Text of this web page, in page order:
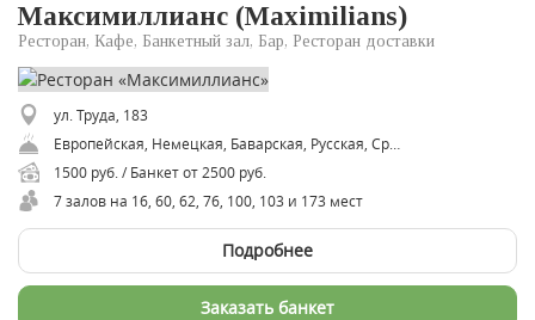
Максимиллианс (Maximilians)
Ресторан, Кафе, Банкетный зал, Бар, Ресторан доставки
ул. Труда, 183
1500 руб. / Банкет от 2500 руб.
7 залов на 16, 60, 62, 76, 100, 103 и 173 мест
Подробнее
Заказать банкет